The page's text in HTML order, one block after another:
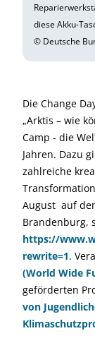
diese Akku-
© Deutsche
Die Change
„Arktis – wie
Camp - die
Jahren. Dazu
zahlreiche
August auf
Brandenburg,
https://
rewrite=1.
(World Wide
geförderten
von